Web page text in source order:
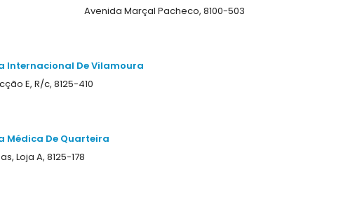
Avenida Marçal Pacheco, 8100-503
Internacional De Vilamoura
E, R/c, 8125-410
Médica De Quarteira
Loja A, 8125-178